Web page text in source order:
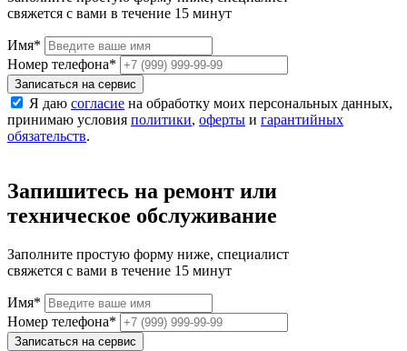
свяжется с вами в течение 15 минут
Имя*
Номер телефона*
Записаться на сервис
Я даю согласие на обработку моих персональных данных,
принимаю условия политики, оферты и гарантийных
обязательств.
Запишитесь на ремонт или
техническое обслуживание
Заполните простую форму ниже, специалист
свяжется с вами в течение 15 минут
Имя*
Номер телефона*
Записаться на сервис